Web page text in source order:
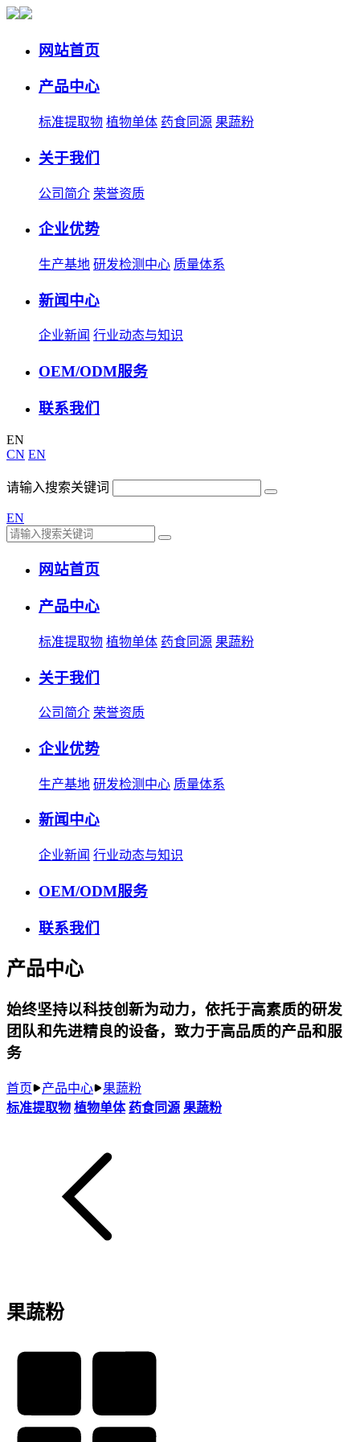
网站首页
产品中心
标准提取物 植物单体 药食同源 果蔬粉
关于我们
公司简介 荣誉资质
企业优势
生产基地 研发检测中心 质量体系
新闻中心
企业新闻 行业动态与知识
OEM/ODM服务
联系我们
EN
CN EN
请输入搜索关键词
EN
网站首页
产品中心
标准提取物 植物单体 药食同源 果蔬粉
关于我们
公司简介 荣誉资质
企业优势
生产基地 研发检测中心 质量体系
新闻中心
企业新闻 行业动态与知识
OEM/ODM服务
联系我们
产品中心
始终坚持以科技创新为动力，依托于高素质的研发
团队和先进精良的设备，致力于高品质的产品和服
务
首页 产品中心
果蔬粉
标准提取物 植物单体 药食同源 果蔬粉
果蔬粉